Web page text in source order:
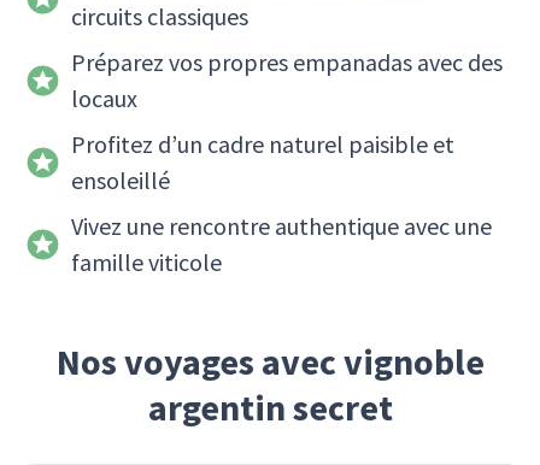
circuits classiques
Préparez vos propres empanadas avec des
locaux
Profitez d’un cadre naturel paisible et
ensoleillé
Vivez une rencontre authentique avec une
famille viticole
Nos voyages avec vignoble
argentin secret